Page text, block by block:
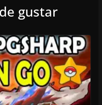
gustar